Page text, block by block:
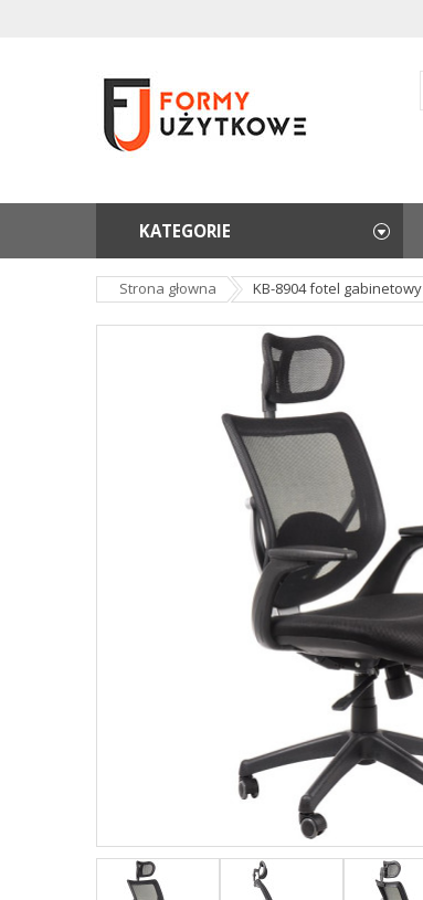
KATEGORIE
Strona głowna KB-8904 fotel gabinetowy